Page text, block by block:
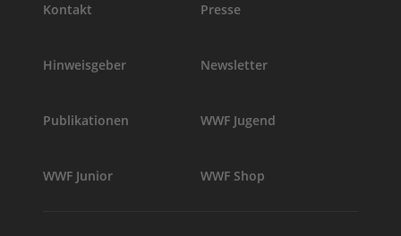
Kontakt Presse
Hinweisgeber Newsletter
Publikationen WWF Jugend
WWF Junior WWF Shop